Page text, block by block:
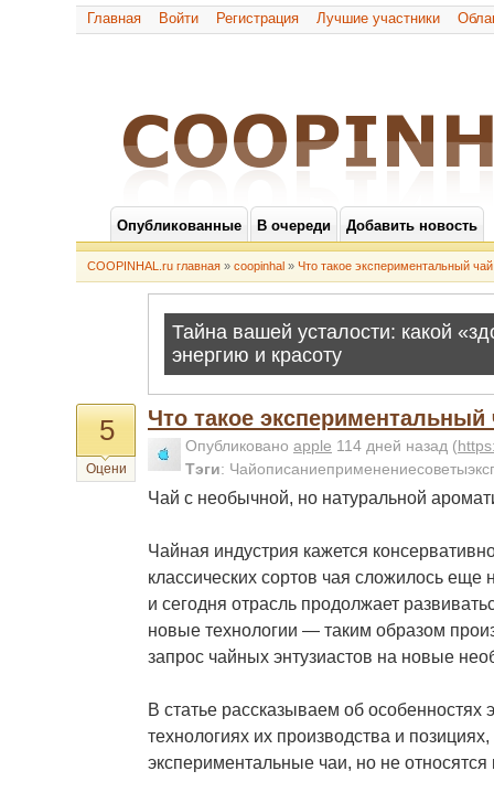
Главная Войти Регистрация Лучшие участники
Опубликованные В очереди Добавить новость
COOPINHAL.ru главная » coopinhal » Что такое экспериментальный чай
5
Оцени
Что такое экспериментальный
Опубликовано apple 114 дней назад (
Тэги:
Чай с необычной, но натуральной
Чайная индустрия кажется
классических сортов чая сложилось еще
и сегодня отрасль продолжает
новые технологии — таким образом
запрос чайных энтузиастов на новые
В статье рассказываем об особенностях
технологиях их производства и
экспериментальные чаи, но не относятся